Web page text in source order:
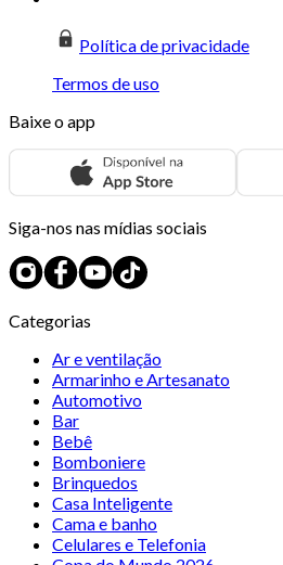
Política de privacidade
Termos de uso
Baixe o app
Siga-nos nas mídias sociais
Categorias
Ar e ventilação
Armarinho e Artesanato
Automotivo
Bar
Bebê
Bomboniere
Brinquedos
Casa Inteligente
Cama e banho
Celulares e Telefonia